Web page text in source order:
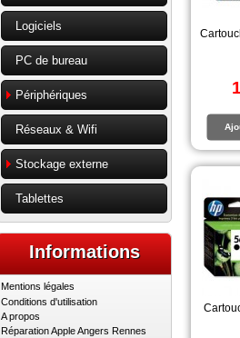
Logiciels
PC de bureau
Périphériques
Réseaux & Wifi
Stockage externe
Tablettes
Informations
Mentions légales
Conditions d'utilisation
A propos
Réparation Apple Angers Rennes